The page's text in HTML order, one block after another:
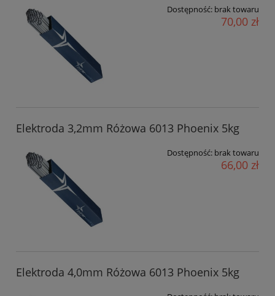
Dostępność: brak towaru
70,00 zł
Elektroda 3,2mm Różowa 6013 Phoenix 5kg
Dostępność: brak towaru
66,00 zł
Elektroda 4,0mm Różowa 6013 Phoenix 5kg